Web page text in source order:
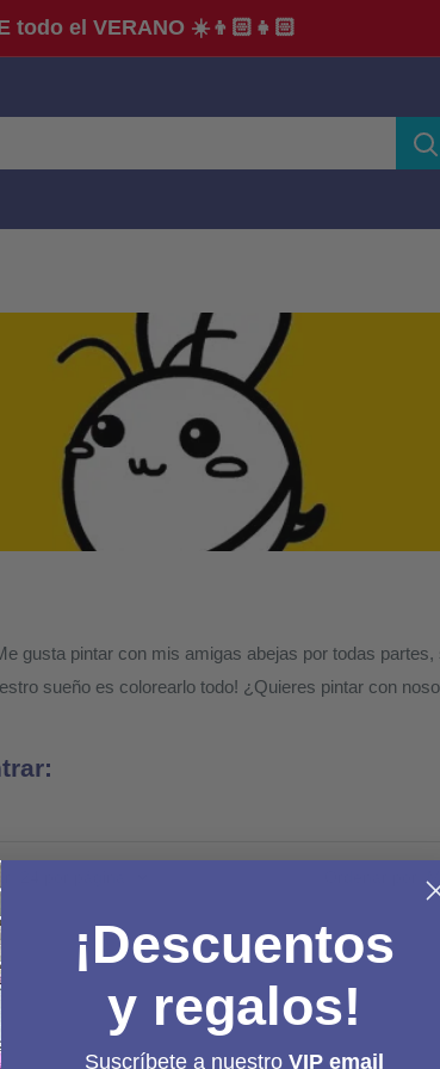
todo el VERANO ☀️👦🏻👧🏻
gusta pintar con mis amigas abejas por todas
sueño es colorearlo todo! ¿Quieres pintar con
24 por página Ordenar por:
¡Descuentos
y regalos!
Suscríbete a nuestro VIP email